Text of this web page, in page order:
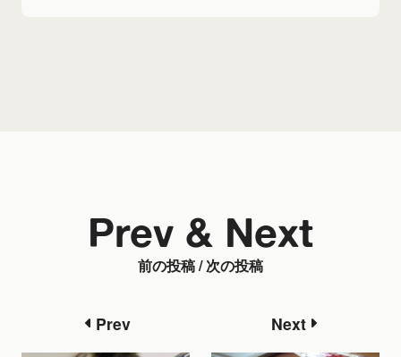
前の投稿 / 次の投稿
Prev & Next
Prev Next